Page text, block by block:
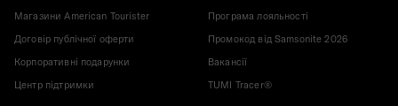
Магазини American Tourister
Договір публічної оферти
Корпоративні подарунки
Центр підтримки
Програма лояльності
Промокод від Samsonite 2026
Вакансії
TUMI Tracer®